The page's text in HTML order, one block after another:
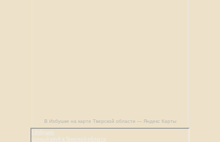
В Избушке на карте Тверской области — Яндекс Карты
В Избушке
Конный клуб в Тверской области